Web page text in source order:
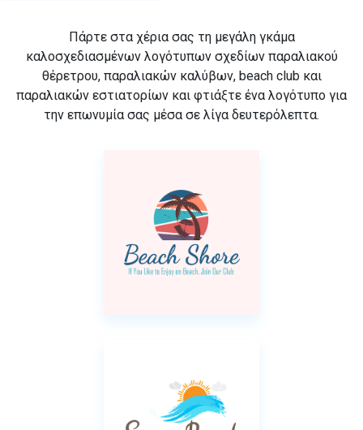
Πάρτε στα χέρια σας τη μεγάλη γκάμα
καλοσχεδιασμένων λογότυπων σχεδίων παραλιακού
θέρετρου, παραλιακών καλύβων, beach club και
παραλιακών εστιατορίων και φτιάξτε ένα λογότυπο για
την επωνυμία σας μέσα σε λίγα δευτερόλεπτα.